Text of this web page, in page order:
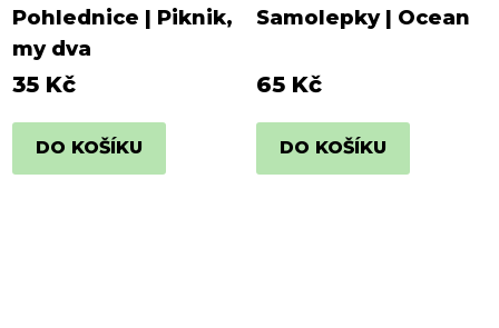
Pohlednice | Piknik,
my dva
35 Kč
DO KOŠÍKU
Samolepky | Ocean
65 Kč
DO KOŠÍKU